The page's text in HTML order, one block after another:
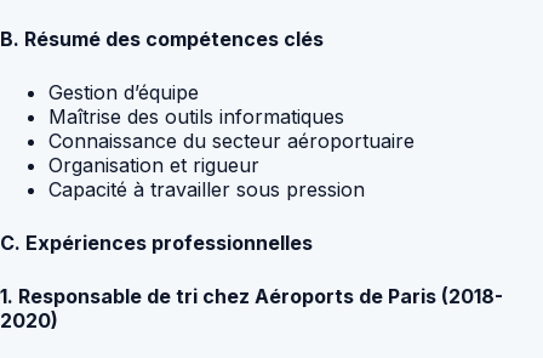
B. Résumé des compétences clés
Gestion d’équipe
Maîtrise des outils informatiques
Connaissance du secteur aéroportuaire
Organisation et rigueur
Capacité à travailler sous pression
C. Expériences professionnelles
1. Responsable de tri chez Aéroports de Paris (2018-
2020)